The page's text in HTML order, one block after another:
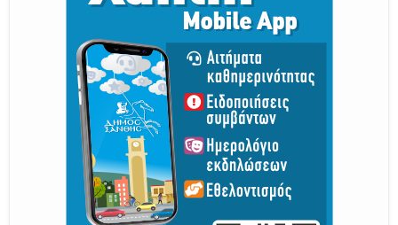
Καλούμε Άμεσα την Πυροσβεστική στο 199 ή στο 112
και δίνουμε σαφείς πληροφορίες